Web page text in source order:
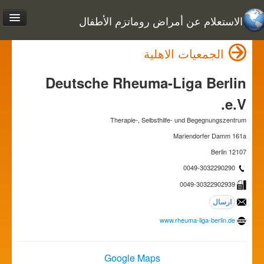
الاستعلام عن أمراض روماتزم الأطفال
الجمعيات الاهلية
Deutsche Rheuma-Liga Berlin
e.V.
Therapie-, Selbsthilfe- und Begegnungszentrum
Mariendorfer Damm 161a
12107 Berlin
www.rheuma-liga-berlin.de
Google Maps